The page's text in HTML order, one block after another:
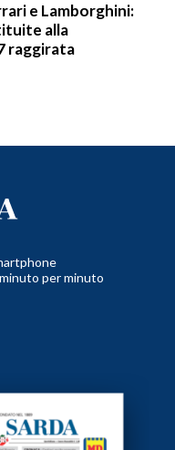
e Lamborghini:
alla
raggirata
per minuto